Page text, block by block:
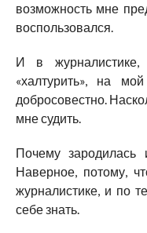
возможность мне
воспользовался.
И в
«халтурить», на
добросовестно.
мне судить.
Почему зародилась
Наверное, потому,
журналистике, и по
себе знать.